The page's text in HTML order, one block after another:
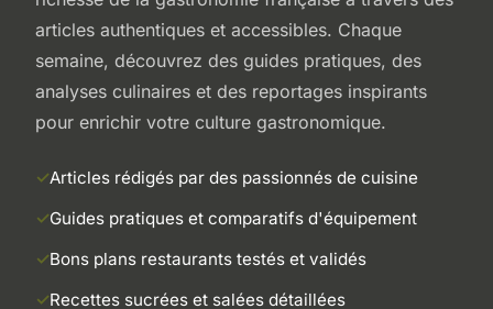
articles authentiques et accessibles. Chaque
semaine, découvrez des guides pratiques, des
analyses culinaires et des reportages inspirants
pour enrichir votre culture gastronomique.
Articles rédigés par des passionnés de cuisine
Guides pratiques et comparatifs d'équipement
Bons plans restaurants testés et validés
Recettes sucrées et salées détaillées